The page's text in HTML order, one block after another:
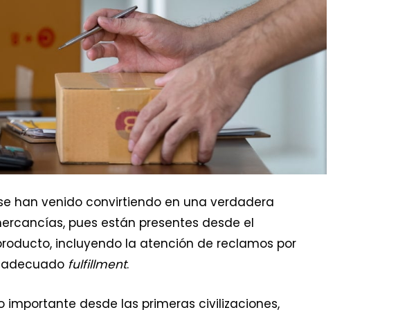
han venido convirtiendo en una verdadera
pues están presentes desde el
incluyendo la atención de reclamos por
fulfillment.
desde las primeras civilizaciones,